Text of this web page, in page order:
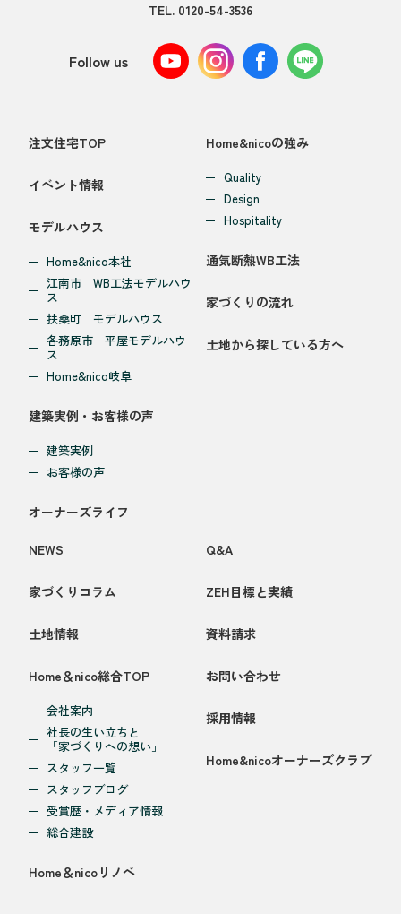
TEL. 0120-54-3536
Follow us
注文住宅TOP
イベント情報
モデルハウス
Home&nico本社
江南市 WB工法モデルハウ
ス
扶桑町 モデルハウス
各務原市 平屋モデルハウ
ス
Home&nico岐阜
建築実例・お客様の声
建築実例
お客様の声
オーナーズライフ
Home&nicoの強み
Quality
Design
Hospitality
通気断熱WB工法
家づくりの流れ
土地から探している方へ
NEWS
家づくりコラム
土地情報
Home＆nico総合TOP
会社案内
社長の生い立ちと
「家づくりへの想い」
スタッフ一覧
スタッフブログ
受賞歴・メディア情報
総合建設
Home＆nicoリノベ
Q&A
ZEH目標と実績
資料請求
お問い合わせ
採用情報
Home&nicoオーナーズクラブ